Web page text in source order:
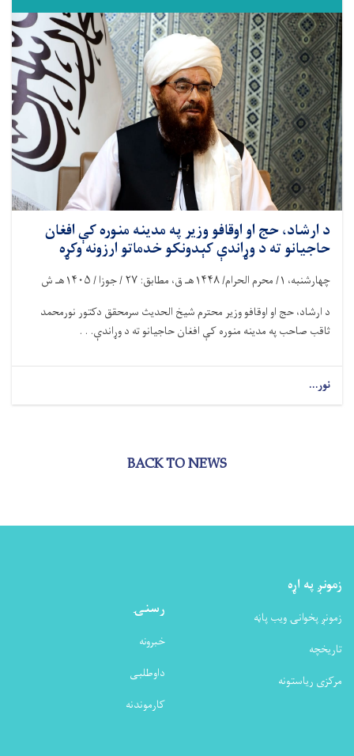
د ارشاد، حج او اوقافو وزیر په مدینه منوره کې افغان
حاجیانو ته د وړاندې کېدونکو خدماتو ارزونه وکړه
چهارشنبه، ۱/ محرم الحرام/۱۴۴۸هـ ق، مطابق: ۲۷ / جوزا /۱۴۰۵هـ ش
د ارشاد، حج او اوقافو وزیر محترم شیخ الحدیث سرمحقق دکتور نورمحمد
ثاقب صاحب په مدینه منوره کې افغان حاجیانو ته د وړاندې. . .
نور...
BACK TO NEWS
زمونږ په اړه
زمونږ پخوانۍ ویب پاڼه
تاریخچه
مرکزی ریاستونه
رسنۍ
خبرونه
داوطلبی
کارموندنه